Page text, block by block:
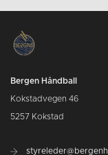
Bergen Håndball
Kokstadvegen 46
5257 Kokstad